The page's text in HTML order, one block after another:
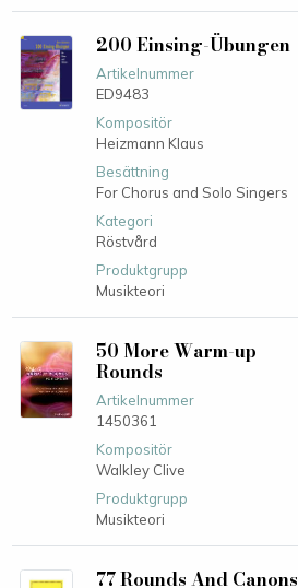
200 Einsing-Übungen
Artikelnummer
ED9483
Kompositör
Heizmann Klaus
Besättning
For Chorus and Solo Singers
Kategori
Röstvård
Produktgrupp
Musikteori
50 More Warm-up
Rounds
Artikelnummer
1450361
Kompositör
Walkley Clive
Produktgrupp
Musikteori
77 Rounds And Canons